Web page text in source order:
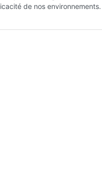
de nos environnements.